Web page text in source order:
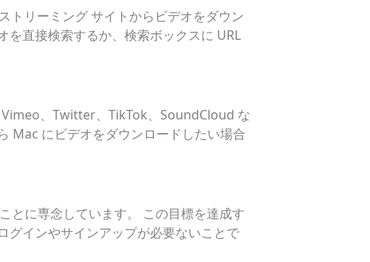
トリーミング サイトからビデオをダウン
を直接検索するか、検索ボックスに URL
、Twitter、TikTok、SoundCloud な
Mac にビデオをダウンロードしたい場合
とに専念しています。 この目標を達成す
グインやサインアップが必要ないことで